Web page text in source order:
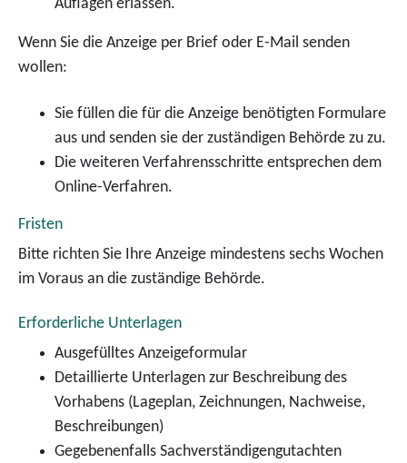
Auflagen erlassen.
Wenn Sie die Anzeige per Brief oder E-Mail senden
wollen:
Sie füllen die für die Anzeige benötigten Formulare
aus und senden sie der zuständigen Behörde zu zu.
Die weiteren Verfahrensschritte entsprechen dem
Online-Verfahren.
Fristen
Bitte richten Sie Ihre Anzeige mindestens sechs Wochen
im Voraus an die zuständige Behörde.
Erforderliche Unterlagen
Ausgefülltes Anzeigeformular
Detaillierte Unterlagen zur Beschreibung des
Vorhabens (Lageplan, Zeichnungen, Nachweise,
Beschreibungen)
Gegebenenfalls Sachverständigengutachten